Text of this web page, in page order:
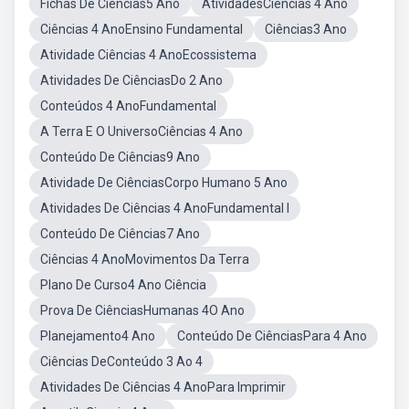
Fichas De Ciências5 Ano
AtividadesCiências 4 Ano
Ciências 4 AnoEnsino Fundamental
Ciências3 Ano
Atividade Ciências 4 AnoEcossistema
Atividades De CiênciasDo 2 Ano
Conteúdos 4 AnoFundamental
A Terra E O UniversoCiências 4 Ano
Conteúdo De Ciências9 Ano
Atividade De CiênciasCorpo Humano 5 Ano
Atividades De Ciências 4 AnoFundamental I
Conteúdo De Ciências7 Ano
Ciências 4 AnoMovimentos Da Terra
Plano De Curso4 Ano Ciência
Prova De CiênciasHumanas 4O Ano
Planejamento4 Ano
Conteúdo De CiênciasPara 4 Ano
Ciências DeConteúdo 3 Ao 4
Atividades De Ciências 4 AnoPara Imprimir